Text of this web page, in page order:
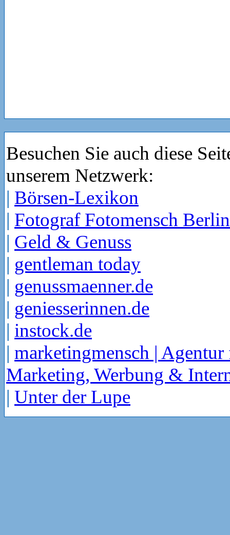
Besuchen Sie auch diese
unserem Netzwerk:
| Börsen-Lexikon
| Fotograf Fotomensch Berlin
| Geld & Genuss
| gentleman today
| genussmaenner.de
| geniesserinnen.de
| instock.de
| marketingmensch | Agentur
Marketing, Werbung &
| Unter der Lupe